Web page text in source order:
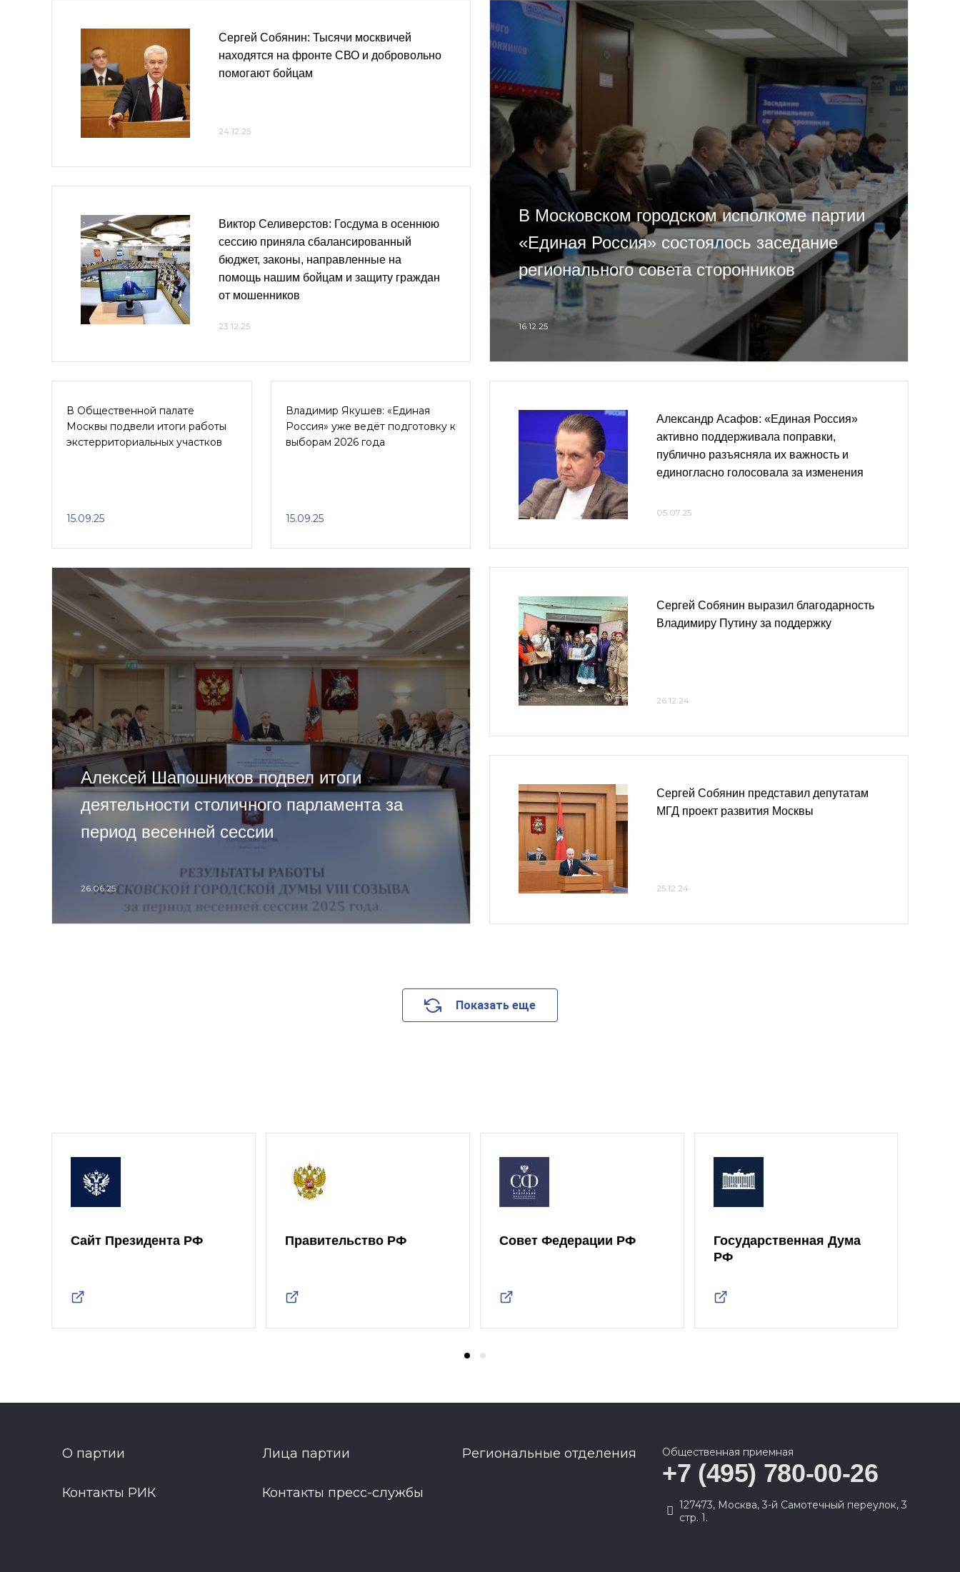
Сергей Собянин: Тысячи москвичей
находятся на фронте СВО и добровольно
помогают бойцам
24.12.25
Виктор Селиверстов: Госдума в осеннюю
сессию приняла сбалансированный
бюджет, законы, направленные на
помощь нашим бойцам и защиту граждан
от мошенников
23.12.25
В Московском городском исполкоме партии
«Единая Россия» состоялось заседание
регионального совета сторонников
16.12.25
В Общественной палате
Москвы подвели итоги работы
экстерриториальных участков
15.09.25
Владимир Якушев: «Единая
Россия» уже ведёт подготовку к
выборам 2026 года
15.09.25
Александр Асафов: «Единая Россия»
активно поддерживала поправки,
публично разъясняла их важность и
единогласно голосовала за изменения
05.07.25
Алексей Шапошников подвел итоги
деятельности столичного парламента за
период весенней сессии
26.06.25
Сергей Собянин выразил благодарность
Владимиру Путину за поддержку
26.12.24
Сергей Собянин представил депутатам
МГД проект развития Москвы
25.12.24
Показать еще
Сайт Президента РФ Правительство РФ Совет Федерации РФ
Государственная Дума
РФ
О партии Лица партии Региональные отделения
Контакты РИК Контакты пресс-службы
Общественная приемная
+7 (495) 780-00-26
127473, Москва, 3-й Самотечный переулок, 3
стр. 1.